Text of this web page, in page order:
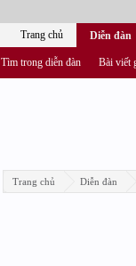
Trang chủ Diễn đàn
Trang chủ Diễn đàn
Tìm trong diễn đàn Bài viết